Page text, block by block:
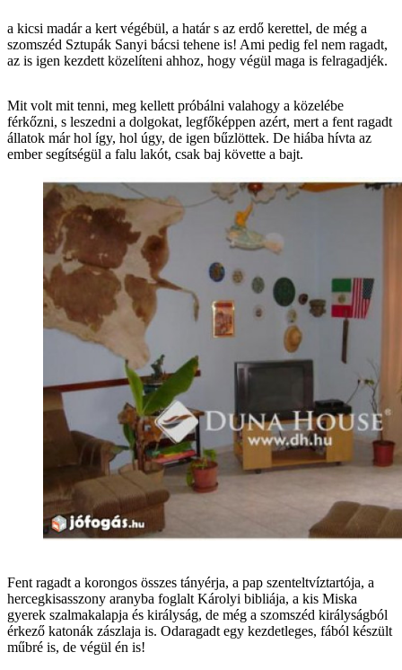
a kicsi madár a kert végébül, a határ s az erdő kerettel, de még a
szomszéd Sztupák Sanyi bácsi tehene is! Ami pedig fel nem ragadt,
az is igen kezdett közelíteni ahhoz, hogy végül maga is felragadjék.
Mit volt mit tenni, meg kellett próbálni valahogy a közelébe
férkőzni, s leszedni a dolgokat, legfőképpen azért, mert a fent ragadt
állatok már hol így, hol úgy, de igen bűzlöttek. De hiába hívta az
ember segítségül a falu lakót, csak baj követte a bajt.
Fent ragadt a korongos összes tányérja, a pap szenteltvíztartója, a
hercegkisasszony aranyba foglalt Károlyi bibliája, a kis Miska
gyerek szalmakalapja és királyság, de még a szomszéd királyságból
érkező katonák zászlaja is. Odaragadt egy kezdetleges, fából készült
műbré is, de végül én is!